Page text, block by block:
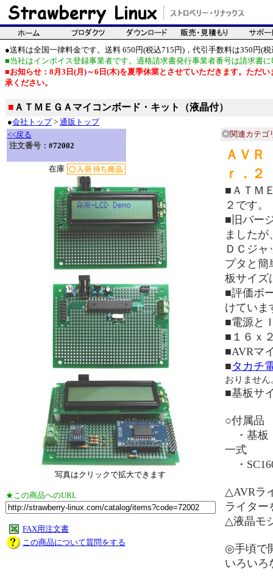
●送料は全国一律料金です。送料 650円(税込715円)，代引手数料は350円(税
■当社はインボイス登録事業者です。適格請求書発行事業者番号は請求書
■お知らせ：8月3日(月)～6日(木)を夏季休業とさせていただきます。ただ
承ください。
■ ＡＴＭＥＧＡマイコンボード・キット（液晶付）
●会社トップ> 通販トップ
<<戻る
注文番号： #72002
在庫
写真はクリックで拡大できます
★この商品へのURL
FAX用注文書
この商品について質問をする
◎関連カテゴ
ＡＶ
ｒ．２
■ＡＴＭ
２です。
■旧バー
ました
ＤＣジ
プタと簡
板サイズ
■評価ボ
けていま
■電源と
■１６ｘ
■AVRマ
■タカチ
おりませ
■基板サ
○付属品
・基板
一式
・
△AVRラ
ライター
△液晶モ
◎手頃で
いろいろ